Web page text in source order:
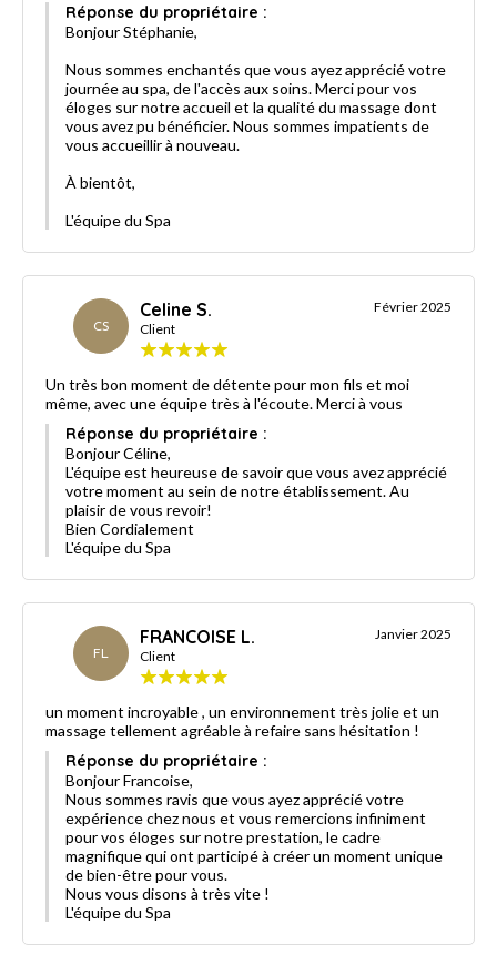
Réponse du propriétaire :
Bonjour Stéphanie,
Nous sommes enchantés que vous ayez apprécié votre
journée au spa, de l'accès aux soins. Merci pour vos
éloges sur notre accueil et la qualité du massage dont
vous avez pu bénéficier. Nous sommes impatients de
vous accueillir à nouveau.
À bientôt,
L'équipe du Spa
CS
Celine S.
Client
Février 2025
Un très bon moment de détente pour mon fils et moi
même, avec une équipe très à l'écoute. Merci à vous
Réponse du propriétaire :
Bonjour Céline,
L'équipe est heureuse de savoir que vous avez apprécié
votre moment au sein de notre établissement. Au
plaisir de vous revoir!
Bien Cordialement
L'équipe du Spa
FL
FRANCOISE L.
Client
Janvier 2025
un moment incroyable , un environnement très jolie et un
massage tellement agréable à refaire sans hésitation !
Réponse du propriétaire :
Bonjour Francoise,
Nous sommes ravis que vous ayez apprécié votre
expérience chez nous et vous remercions infiniment
pour vos éloges sur notre prestation, le cadre
magnifique qui ont participé à créer un moment unique
de bien-être pour vous.
Nous vous disons à très vite !
L'équipe du Spa